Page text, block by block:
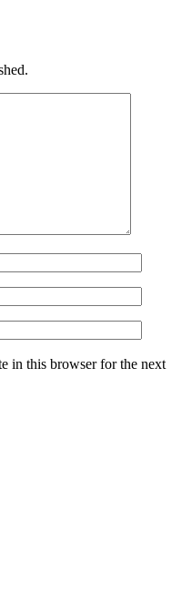
in this browser for the next